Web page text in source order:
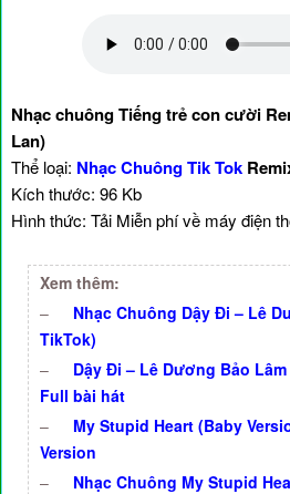
Nhạc chuông Tiếng trẻ con cười
Lan)
Thể loại: Nhạc Chuông Tik Tok
Kích thước: 96 Kb
Hình thức: Tải Miễn phí về máy điện
Xem thêm:
–
Nhạc Chuông Dậy Đi – Lê
TikTok)
–
Dậy Đi – Lê Dương Bảo
Full bài hát
–
My Stupid Heart (Baby
Version
–
Nhạc Chuông My Stupid